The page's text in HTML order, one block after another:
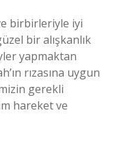
birbirleriyle iyi
bir alışkanlık
yapmaktan
rızasına uygun
gerekli
hareket ve